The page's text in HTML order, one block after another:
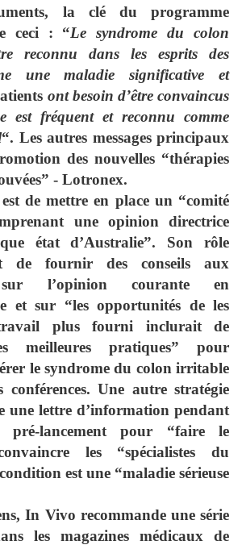
la clé du programme
ceci : “Le syndrome du colon
reconnu dans les esprits des
une maladie significative et
ont besoin d’être convaincus
est fréquent et reconnu comme
“. Les autres messages principaux
des nouvelles “thérapies
- Lotronex.
de mettre en place un “comité
une opinion directrice
état d’Australie”. Son rôle
de fournir des conseils aux
sur l’opinion courante en
et sur “les opportunités de les
plus fourni inclurait de
meilleures pratiques” pour
le syndrome du colon irritable
conférences. Une autre stratégie
une lettre d’information pendant
lancement pour “faire le
les “spécialistes du
est une “maladie sérieuse
In Vivo recommande une série
les magazines médicaux de